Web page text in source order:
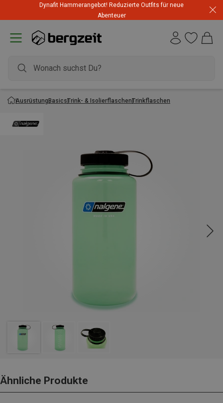
Dynafit Hammerangebot! Reduzierte Outfits für neue
Abenteuer
AusrüstungBasicsTrink- & IsolierflaschenTrinkflaschen
Ähnliche Produkte